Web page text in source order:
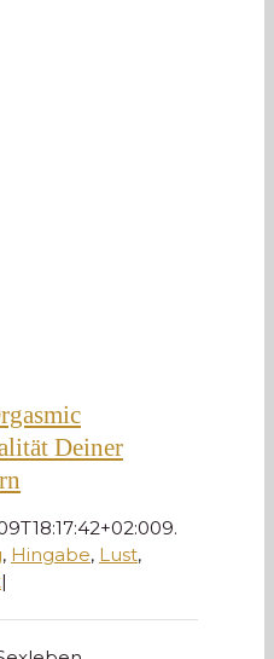
Deiner
9.
, Hingabe, Lust,
|